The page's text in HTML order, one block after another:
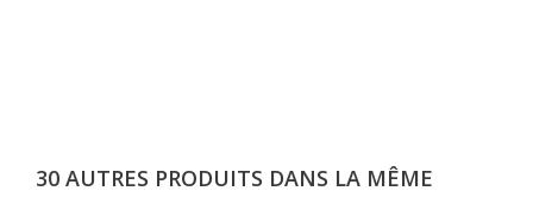
30 AUTRES PRODUITS DANS LA MÊME